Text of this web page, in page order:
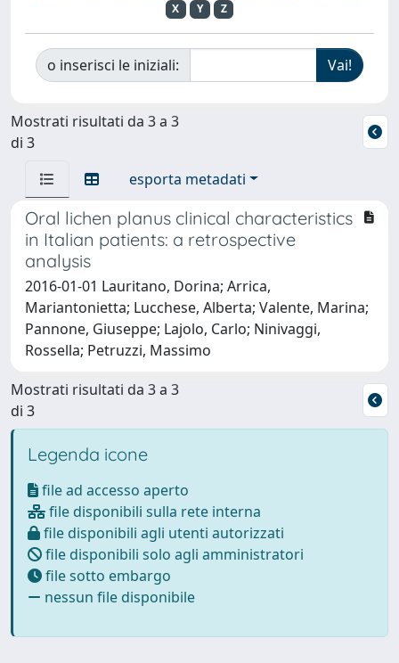
X
Y Z
o inserisci le iniziali:
Mostrati risultati da 3 a 3
di 3
esporta metadati
Oral lichen planus clinical characteristics
in Italian patients: a retrospective
analysis
2016-01-01 Lauritano, Dorina; Arrica,
Mariantonietta; Lucchese, Alberta; Valente, Marina;
Pannone, Giuseppe; Lajolo, Carlo; Ninivaggi,
Rossella; Petruzzi, Massimo
Mostrati risultati da 3 a 3
di 3
Legenda icone
file ad accesso aperto
file disponibili sulla rete interna
file disponibili agli utenti autorizzati
file disponibili solo agli amministratori
file sotto embargo
nessun file disponibile